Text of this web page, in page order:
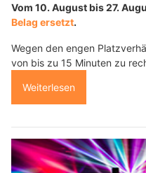
Vom 10. August bis 27.
Belag ersetzt.
Wegen den engen
von bis zu 15 Minuten zu
Weiterlesen